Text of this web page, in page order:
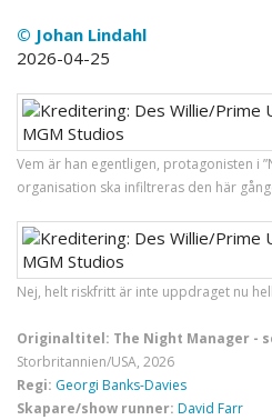
© Johan Lindahl
2026-04-25
Vem är han egentligen, protagonisten i
organisation ska infiltreras den här
Nej, helt riskfritt är inte uppdraget nu
Originaltitel: The Night Manager -
Storbritannien/USA, 2026
Regi: Georgi Banks-Davies
Skapare/show runner: David Farr